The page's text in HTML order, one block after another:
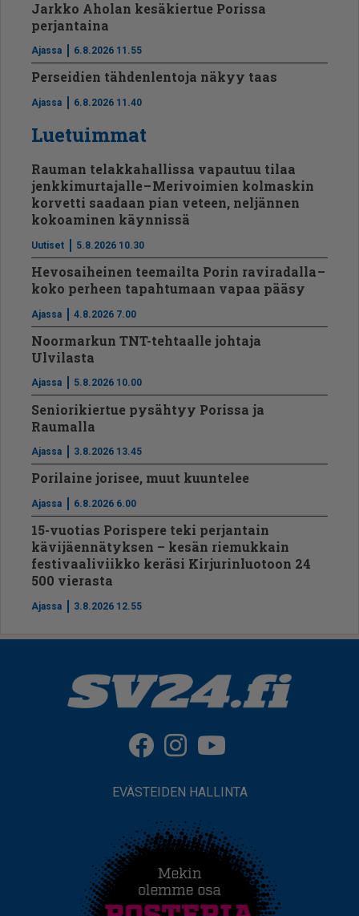
Jarkko Aholan kesäkiertue Porissa
perjantaina
Ajassa 6.8.2026 11.55
Perseidien tähdenlentoja näkyy taas
Ajassa 6.8.2026 11.40
Luetuimmat
Rauman telakkahallissa vapautuu tilaa
jenkkimurtajalle – Merivoimien kolmaskin
korvetti saadaan pian veteen, neljännen
kokoaminen käynnissä
Uutiset 5.8.2026 10.30
Hevosaiheinen teemailta Porin raviradalla –
koko perheen tapahtumaan vapaa pääsy
Ajassa 4.8.2026 7.00
Noormarkun TNT-tehtaalle johtaja
Ulvilasta
Ajassa 5.8.2026 10.00
Seniorikiertue pysähtyy Porissa ja
Raumalla
Ajassa 3.8.2026 13.45
Porilaine jorisee, muut kuuntelee
Ajassa 6.8.2026 6.00
15-vuotias Porispere teki perjantain
kävijäennätyksen – kesän riemukkain
festivaaliviikko keräsi Kirjurinluotoon 24
500 vierasta
Ajassa 3.8.2026 12.55
EVÄSTEIDEN HALLINTA